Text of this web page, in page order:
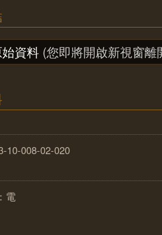
資料 (您即將開啟新視窗離
10-008-02-020
電